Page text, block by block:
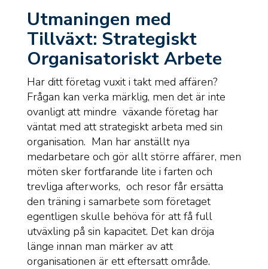
Utmaningen med
Tillväxt: Strategiskt
Organisatoriskt Arbete
Har ditt företag vuxit i takt med affären?
Frågan kan verka märklig, men det är inte
ovanligt att mindre växande företag har
väntat med att strategiskt arbeta med sin
organisation. Man har anställt nya
medarbetare och gör allt större affärer, men
möten sker fortfarande lite i farten och
trevliga afterworks, och resor får ersätta
den träning i samarbete som företaget
egentligen skulle behöva för att få full
utväxling på sin kapacitet. Det kan dröja
länge innan man märker av att
organisationen är ett eftersatt område.